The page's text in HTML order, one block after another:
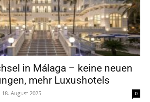
in Málaga – keine neuen
mehr Luxushotels
18. August 2025 0